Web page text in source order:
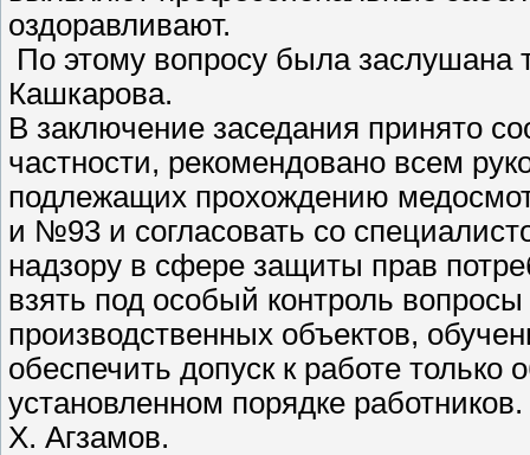
оздоравливают.
По этому вопросу была
Кашкарова.
В заключение заседания принято
частности, рекомендовано всем
подлежащих прохождению
и №93 и согласовать со
надзору в сфере защиты прав
взять под особый контроль
производственных объектов,
обеспечить допуск к работе только
установленном порядке работников.
Х. Агзамов.